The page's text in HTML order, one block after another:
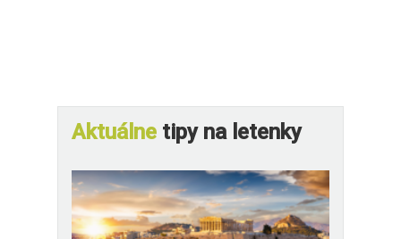
Aktuálne tipy na letenky